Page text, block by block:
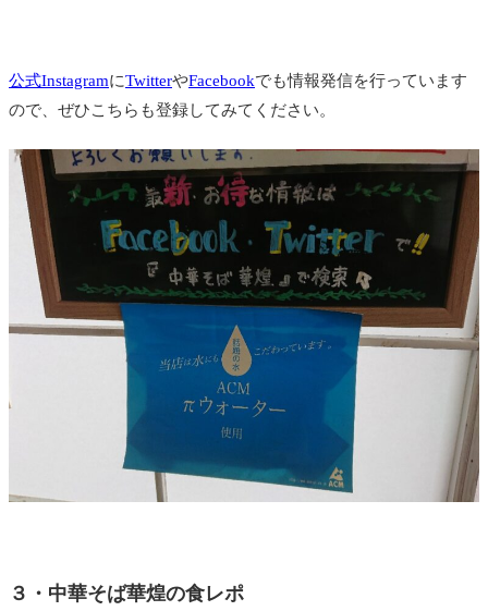
公式InstagramにTwitterやFacebookでも情報発信を行っています
ので、ぜひこちらも登録してみてください。
３・中華そば華煌の食レポ